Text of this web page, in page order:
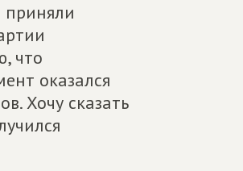
приняли
что
оказался
Хочу сказать